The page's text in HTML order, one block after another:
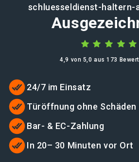
schluesseldienst-haltern-
4,9 von 5,0 aus 173
24/7 im Einsatz
Türöffnung ohne Schäden
Bar- & EC-Zahlung
In 20– 30 Minuten vor Ort